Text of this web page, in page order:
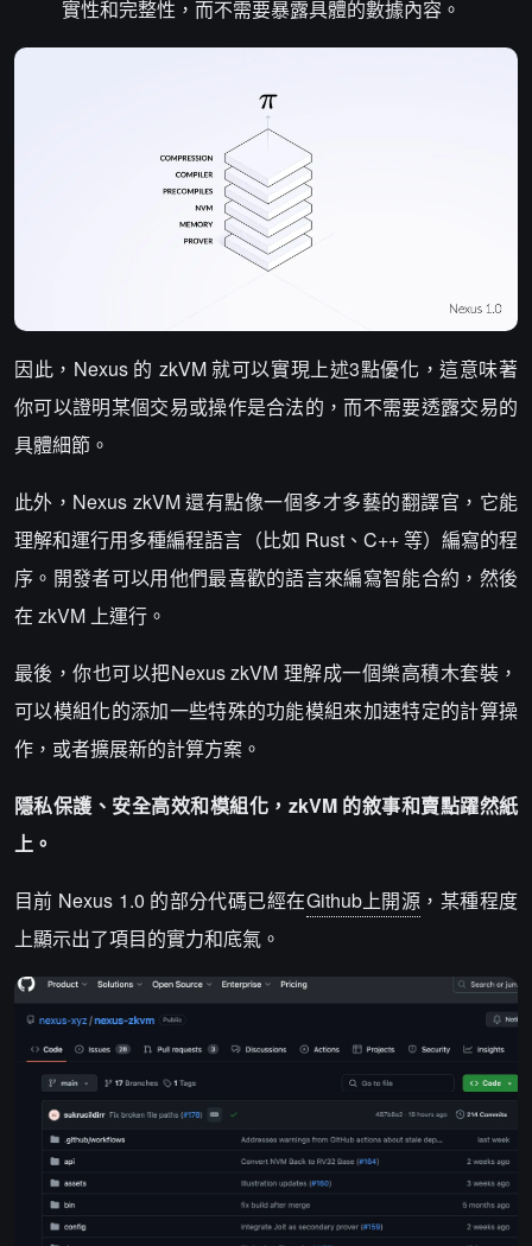
實性和完整性，而不需要暴露具體的數據內容。
因此，Nexus 的 zkVM 就可以實現上述3點優化，這意味著
你可以證明某個交易或操作是合法的，而不需要透露交易的
具體細節。
此外，Nexus zkVM 還有點像一個多才多藝的翻譯官，它能
理解和運行用多種編程語言（比如 Rust、C++ 等）編寫的程
序。開發者可以用他們最喜歡的語言來編寫智能合約，然後
在 zkVM 上運行。
最後，你也可以把Nexus zkVM 理解成一個樂高積木套裝，
可以模組化的添加一些特殊的功能模組來加速特定的計算操
作，或者擴展新的計算方案。
隱私保護、安全高效和模組化，zkVM 的敘事和賣點躍然紙
上。
目前 Nexus 1.0 的部分代碼已經在Github上開源 ，某種程度
上顯示出了項目的實力和底氣。